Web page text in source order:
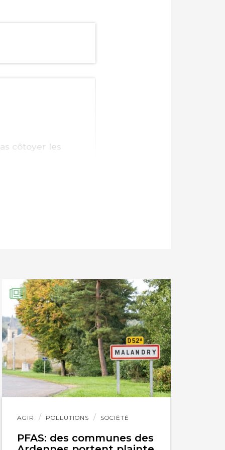
côtoyer les
car le temps
AGIR POLLUTIONS SOCIÉTÉ
PFAS: des communes des
Lire